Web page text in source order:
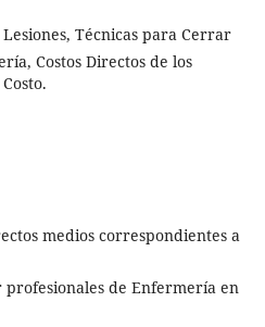
Técnicas para Cerrar
Costos Directos de los
medios correspondientes a
profesionales de Enfermería en